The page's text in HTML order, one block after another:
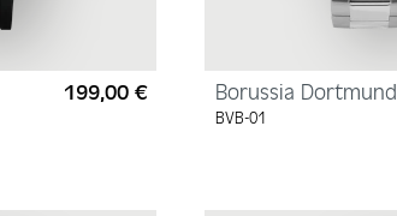
Regulärer Preis:
199,00 € Borussia Dortmund
BVB-01